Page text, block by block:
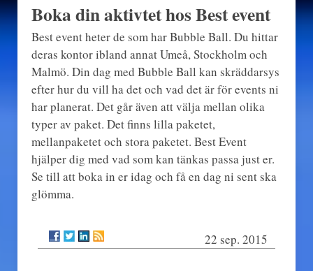
Boka din aktivtet hos Best event
Best event heter de som har Bubble Ball. Du hittar
deras kontor ibland annat Umeå, Stockholm och
Malmö. Din dag med Bubble Ball kan skräddarsys
efter hur du vill ha det och vad det är för events ni
har planerat. Det går även att välja mellan olika
typer av paket. Det finns lilla paketet,
mellanpaketet och stora paketet. Best Event
hjälper dig med vad som kan tänkas passa just er.
Se till att boka in er idag och få en dag ni sent ska
glömma.
22 sep. 2015